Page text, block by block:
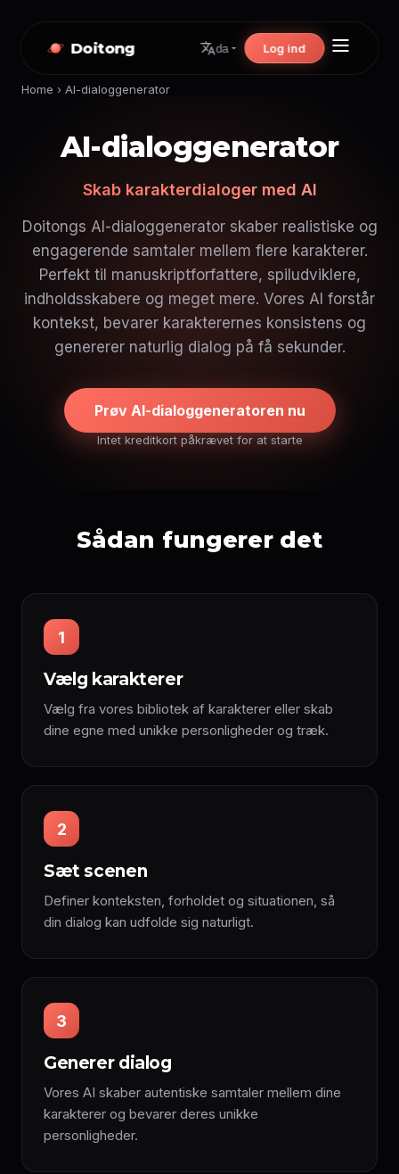
Doitong da Log ind
Home › AI-dialoggenerator
AI-dialoggenerator
Skab karakterdialoger med AI
Doitongs AI-dialoggenerator skaber realistiske og
engagerende samtaler mellem flere karakterer.
Perfekt til manuskriptforfattere, spiludviklere,
indholdsskabere og meget mere. Vores AI forstår
kontekst, bevarer karakterernes konsistens og
genererer naturlig dialog på få sekunder.
Prøv AI-dialoggeneratoren nu
Intet kreditkort påkrævet for at starte
Sådan fungerer det
1
Vælg karakterer
Vælg fra vores bibliotek af karakterer eller skab
dine egne med unikke personligheder og træk.
2
Sæt scenen
Definer konteksten, forholdet og situationen, så
din dialog kan udfolde sig naturligt.
3
Generer dialog
Vores AI skaber autentiske samtaler mellem dine
karakterer og bevarer deres unikke
personligheder.